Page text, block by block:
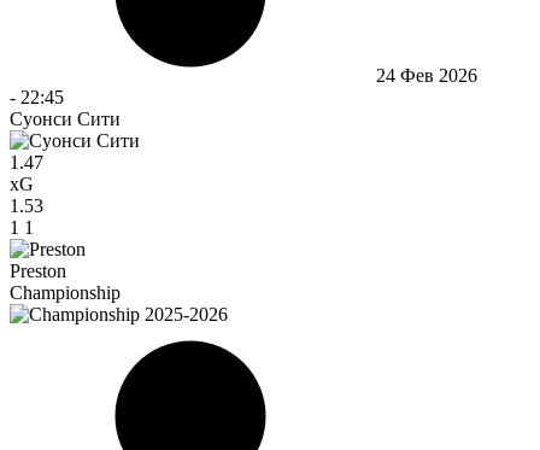
24 Фев 2026
- 22:45
Суонси Сити
1.47
xG
1.53
1 1
Preston
Championship